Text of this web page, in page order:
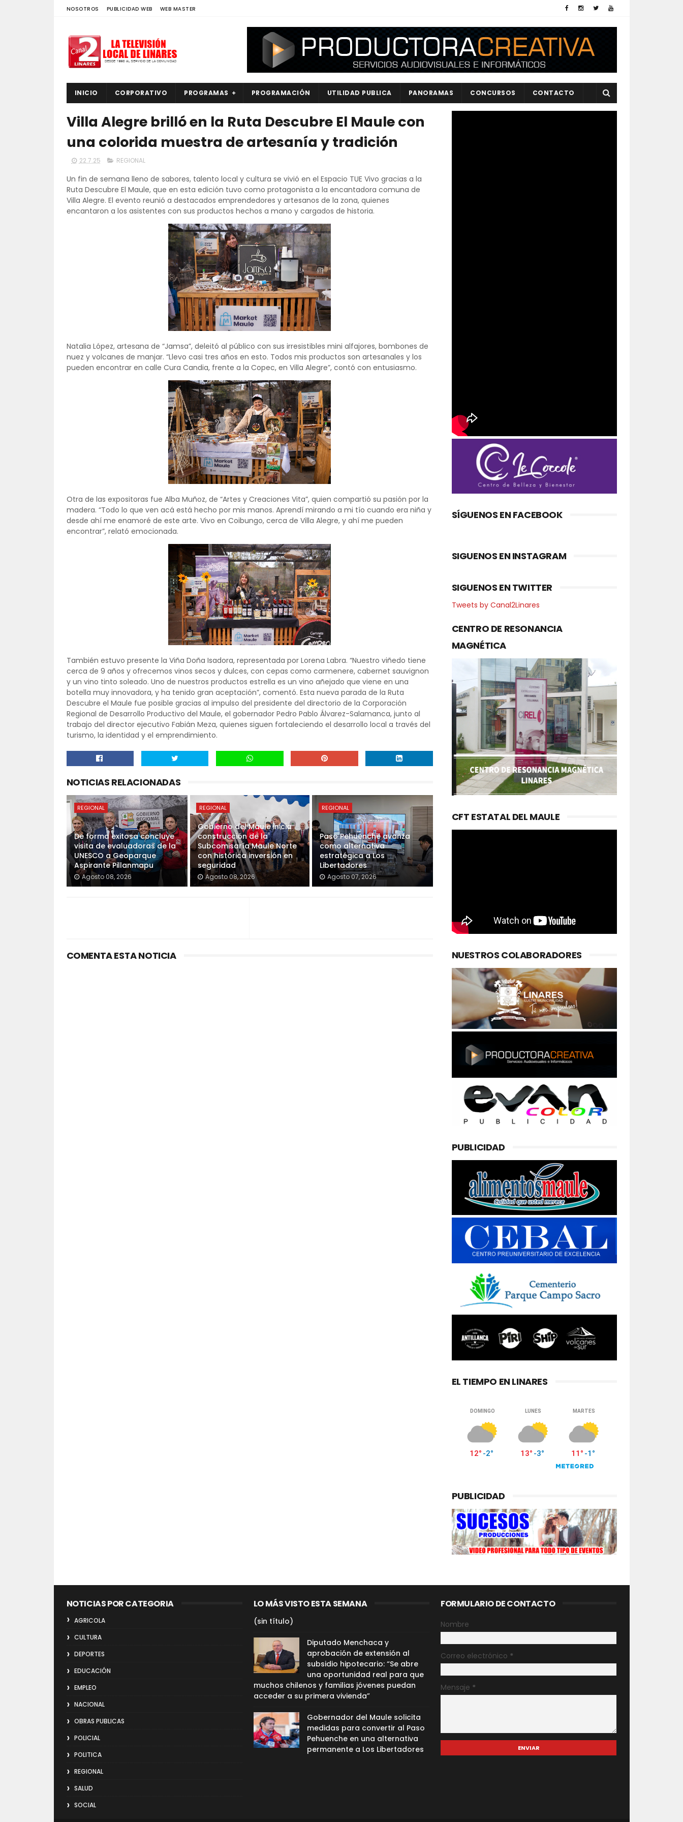
NOSOTROS PUBLICIDAD WEB WEB MASTER
INICIO CORPORATIVO PROGRAMAS PROGRAMACIÓN UTILIDAD PUBLICA PANORAMAS CONCURSOS CONTACTO
Villa Alegre brilló en la Ruta Descubre El Maule con
una colorida muestra de artesanía y tradición
22.7.25 REGIONAL
Un fin de semana lleno de sabores, talento local y cultura se vivió en el Espacio TUE Vivo gracias a la
Ruta Descubre El Maule, que en esta edición tuvo como protagonista a la encantadora comuna de
Villa Alegre. El evento reunió a destacados emprendedores y artesanos de la zona, quienes
encantaron a los asistentes con sus productos hechos a mano y cargados de historia.
Natalia López, artesana de “Jamsa”, deleitó al público con sus irresistibles mini alfajores, bombones de
nuez y volcanes de manjar. “Llevo casi tres años en esto. Todos mis productos son artesanales y los
pueden encontrar en calle Cura Candia, frente a la Copec, en Villa Alegre”, contó con entusiasmo.
Otra de las expositoras fue Alba Muñoz, de “Artes y Creaciones Vita”, quien compartió su pasión por la
madera. “Todo lo que ven acá está hecho por mis manos. Aprendí mirando a mi tío cuando era niña y
desde ahí me enamoré de este arte. Vivo en Coibungo, cerca de Villa Alegre, y ahí me pueden
encontrar”, relató emocionada.
También estuvo presente la Viña Doña Isadora, representada por Lorena Labra. “Nuestro viñedo tiene
cerca de 9 años y ofrecemos vinos secos y dulces, con cepas como carmenere, cabernet sauvignon
y un vino tinto soleado. Uno de nuestros productos estrella es un vino añejado que viene en una
botella muy innovadora, y ha tenido gran aceptación”, comentó. Esta nueva parada de la Ruta
Descubre el Maule fue posible gracias al impulso del presidente del directorio de la Corporación
Regional de Desarrollo Productivo del Maule, el gobernador Pedro Pablo Álvarez-Salamanca, junto al
trabajo del director ejecutivo Fabián Meza, quienes siguen fortaleciendo el desarrollo local a través del
turismo, la identidad y el emprendimiento.
NOTICIAS RELACIONADAS
REGIONAL
De forma exitosa concluye
visita de evaluadoras de la
UNESCO a Geoparque
Aspirante Pillanmapu
Agosto 08, 2026
REGIONAL
Gobierno del Maule inicia
construcción de la
Subcomisaría Maule Norte
con histórica inversión en
seguridad
Agosto 08, 2026
REGIONAL
Paso Pehuenche avanza
como alternativa
estratégica a Los
Libertadores
Agosto 07, 2026
COMENTA ESTA NOTICIA
SÍGUENOS EN FACEBOOK
SIGUENOS EN INSTAGRAM
SIGUENOS EN TWITTER
Tweets by Canal2Linares
CENTRO DE RESONANCIA
MAGNÉTICA
CFT ESTATAL DEL MAULE
NUESTROS COLABORADORES
PUBLICIDAD
EL TIEMPO EN LINARES
PUBLICIDAD
NOTICIAS POR CATEGORIA
AGRICOLA
CULTURA
DEPORTES
EDUCACIÓN
EMPLEO
NACIONAL
OBRAS PUBLICAS
POLICIAL
POLITICA
REGIONAL
SALUD
SOCIAL
LO MÁS VISTO ESTA SEMANA
(sin título)
Diputado Menchaca y
aprobación de extensión al
subsidio hipotecario: “Se abre
una oportunidad real para que
muchos chilenos y familias jóvenes puedan
acceder a su primera vivienda”
Gobernador del Maule solicita
medidas para convertir al Paso
Pehuenche en una alternativa
permanente a Los Libertadores
FORMULARIO DE CONTACTO
Nombre
Correo electrónico *
Mensaje *